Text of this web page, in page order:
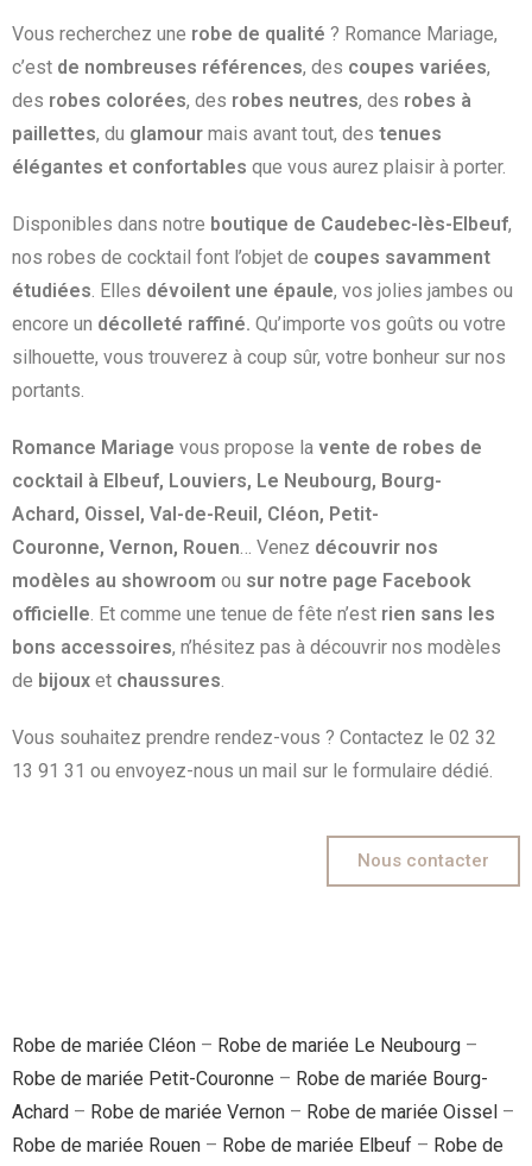
Vous recherchez une robe de qualité ? Romance Mariage,
c’est de nombreuses références, des coupes variées,
des robes colorées, des robes neutres, des robes à
paillettes, du glamour mais avant tout, des tenues
élégantes et confortables que vous aurez plaisir à porter.
Disponibles dans notre boutique de Caudebec-lès-Elbeuf,
nos robes de cocktail font l’objet de coupes savamment
étudiées. Elles dévoilent une épaule, vos jolies jambes ou
encore un décolleté raffiné. Qu’importe vos goûts ou votre
silhouette, vous trouverez à coup sûr, votre bonheur sur nos
portants.
Romance Mariage vous propose la vente de robes de
cocktail à Elbeuf, Louviers, Le Neubourg, Bourg-
Achard, Oissel, Val-de-Reuil, Cléon, Petit-
Couronne, Vernon, Rouen… Venez découvrir nos
modèles au showroom ou sur notre page Facebook
officielle. Et comme une tenue de fête n’est rien sans les
bons accessoires, n’hésitez pas à découvrir nos modèles
de bijoux et chaussures.
Vous souhaitez prendre rendez-vous ? Contactez le 02 32
13 91 31 ou envoyez-nous un mail sur le formulaire dédié.
Nous contacter
Robe de mariée Cléon – Robe de mariée Le Neubourg –
Robe de mariée Petit-Couronne – Robe de mariée Bourg-
Achard – Robe de mariée Vernon – Robe de mariée Oissel –
Robe de mariée Rouen – Robe de mariée Elbeuf – Robe de